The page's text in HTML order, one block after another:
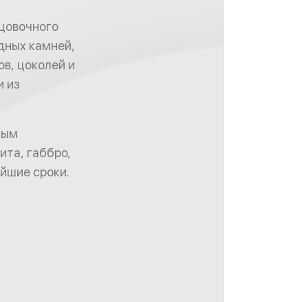
камней,
цоколей и
из
габбро,
сроки.